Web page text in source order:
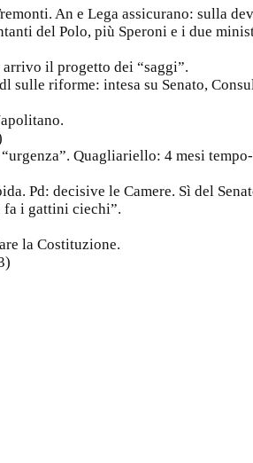
An e Lega assicurano: sulla
del Polo, più Speroni e i due
il progetto dei “saggi”.
sulle riforme: intesa su Senato,
Quagliariello: 4 mesi
Pd: decisive le Camere. Sì del
i gattini ciechi”.
la Costituzione.